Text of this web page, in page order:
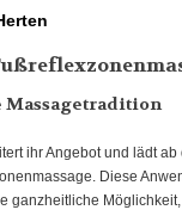
Massagetradition
ihr Angebot und lädt
Diese
ganzheitliche